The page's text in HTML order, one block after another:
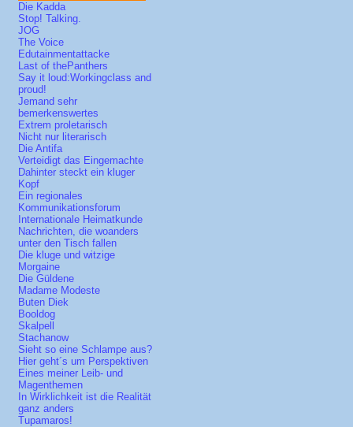
Die Kadda
Stop! Talking.
JOG
The Voice
Edutainmentattacke
Last of thePanthers
Say it loud:Workingclass and
proud!
Jemand sehr
bemerkenswertes
Extrem proletarisch
Nicht nur literarisch
Die Antifa
Verteidigt das Eingemachte
Dahinter steckt ein kluger
Kopf
Ein regionales
Kommunikationsforum
Internationale Heimatkunde
Nachrichten, die woanders
unter den Tisch fallen
Die kluge und witzige
Morgaine
Die Güldene
Madame Modeste
Buten Diek
Booldog
Skalpell
Stachanow
Sieht so eine Schlampe aus?
Hier geht´s um Perspektiven
Eines meiner Leib- und
Magenthemen
In Wirklichkeit ist die Realität
ganz anders
Tupamaros!